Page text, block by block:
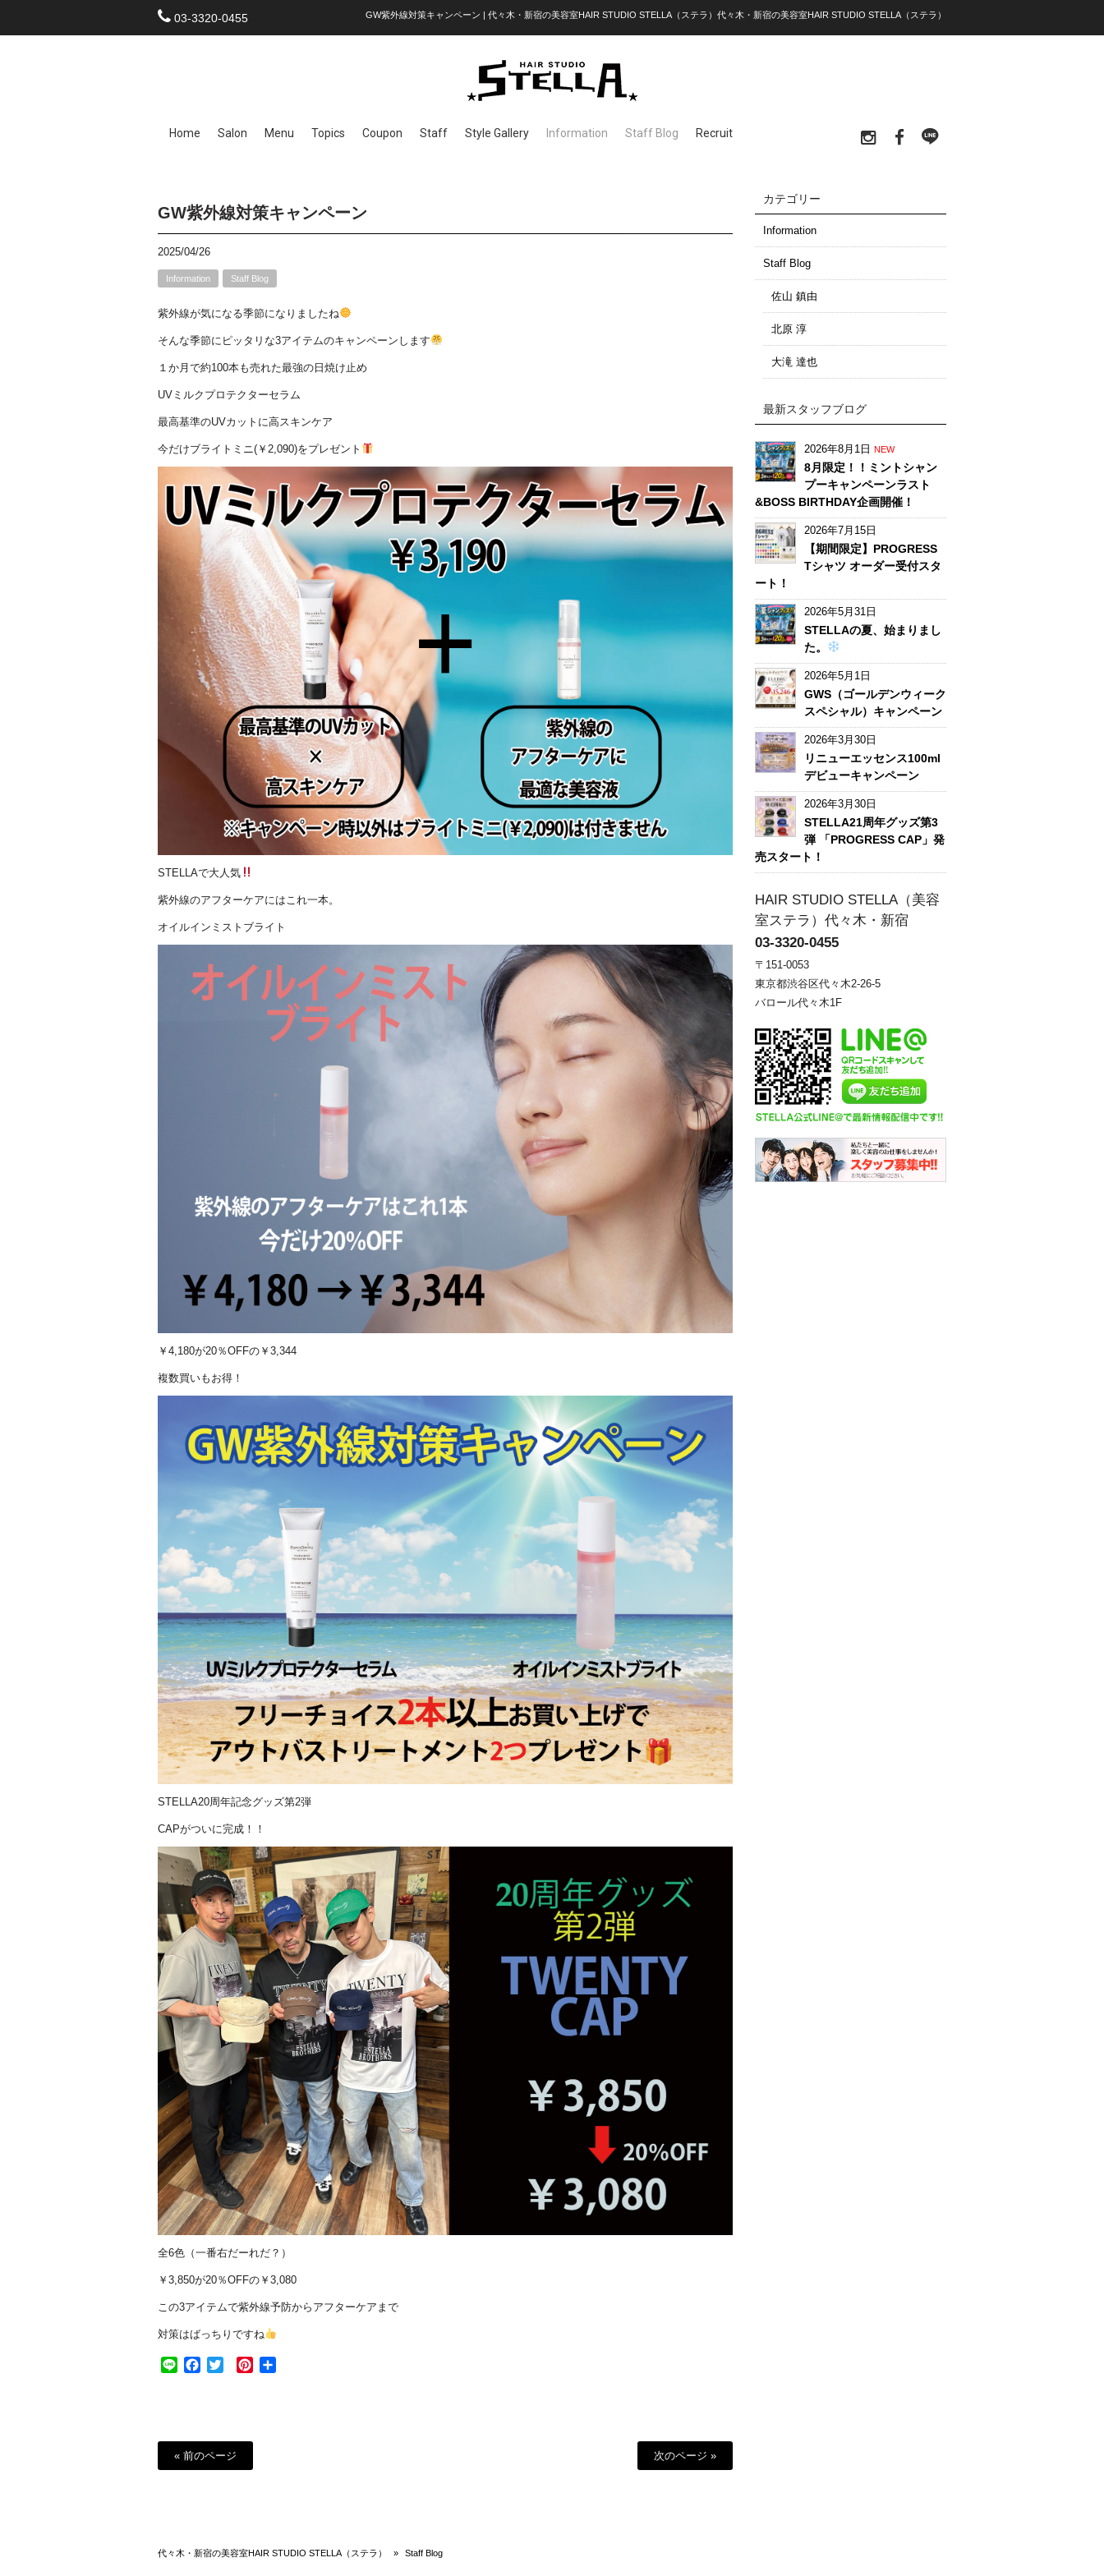
03-3320-0455 GW紫外線対策キャンペーン | 代々木・新宿の美容室HAIR STUDIO STELLA（ステラ）代々木・新宿の美容室HAIR STUDIO STELLA（ステラ）
Home Salon Menu Topics Coupon Staff Style Gallery Information Staff Blog Recruit
GW紫外線対策キャンペーン
2025/04/26
Information Staff Blog
紫外線が気になる季節になりましたね
そんな季節にピッタリな3アイテムのキャンペーンします
１か月で約100本も売れた最強の日焼け止め
UVミルクプロテクターセラム
最高基準のUVカットに高スキンケア
今だけブライトミニ(￥2,090)をプレゼント
STELLAで大人気
紫外線のアフターケアにはこれ一本。
オイルインミストブライト
￥4,180が20％OFFの￥3,344
複数買いもお得！
STELLA20周年記念グッズ第2弾
CAPがついに完成！！
全6色（一番右だーれだ？）
￥3,850が20％OFFの￥3,080
この3アイテムで紫外線予防からアフターケアまで
対策はばっちりですね
Line Facebook
Twitter Pinterest
« 前のページ 次のページ »
カテゴリー
Information
Staff Blog
佐山 鎮由
北原 淳
大滝 達也
最新スタッフブログ
2026年8月1日 NEW
8月限定！！ミントシャン
プーキャンペーンラスト
&BOSS BIRTHDAY企画開催！
2026年7月15日
【期間限定】PROGRESS
Tシャツ オーダー受付スタ
ート！
2026年5月31日
STELLAの夏、始まりまし
た。
2026年5月1日
GWS（ゴールデンウィーク
スペシャル）キャンペーン
2026年3月30日
リニューエッセンス100ml
デビューキャンペーン
2026年3月30日
STELLA21周年グッズ第3
弾 「PROGRESS CAP」発
売スタート！
HAIR STUDIO STELLA（美容
室ステラ）代々木・新宿
03-3320-0455
〒151-0053
東京都渋谷区代々木2-26-5
バロール代々木1F
代々木・新宿の美容室HAIR STUDIO STELLA（ステラ） » Staff Blog